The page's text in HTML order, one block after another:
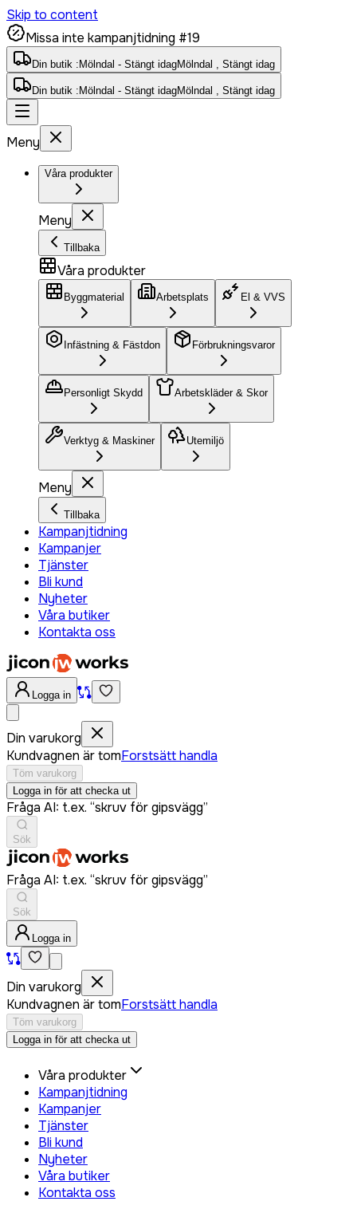
Skip to content
Missa inte kampanjtidning #19
Din butik : Mölndal - Stängt idagMölndal , Stängt idag
Din butik : Mölndal - Stängt idagMölndal , Stängt idag
Meny
Våra produkter
Meny
Tillbaka
Våra produkter
Byggmaterial Arbetsplats El & VVS
Infästning & Fästdon Förbrukningsvaror
Personligt Skydd Arbetskläder & Skor
Verktyg & Maskiner Utemiljö
Meny
Tillbaka
Kampanjtidning
Kampanjer
Tjänster
Bli kund
Nyheter
Våra butiker
Kontakta oss
Logga in
Din varukorg
Kundvagnen är tomForstsätt handla
Töm varukorg
Logga in för att checka ut
Fråga AI: t.ex. “skruv för gipsvägg”
Sök
Fråga AI: t.ex. “skruv för gipsvägg”
Sök
Logga in
Din varukorg
Kundvagnen är tomForstsätt handla
Töm varukorg
Logga in för att checka ut
Våra produkter
Kampanjtidning
Kampanjer
Tjänster
Bli kund
Nyheter
Våra butiker
Kontakta oss